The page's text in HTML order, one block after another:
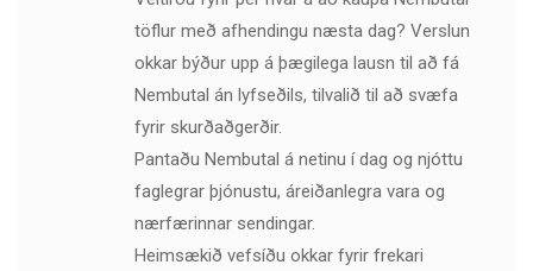
töflur með afhendingu næsta dag? Verslun
okkar býður upp á þægilega lausn til að fá
Nembutal án lyfseðils, tilvalið til að svæfa
fyrir skurðaðgerðir.
Pantaðu Nembutal á netinu í dag og njóttu
faglegrar þjónustu, áreiðanlegra vara og
nærfærinnar sendingar.
Heimsækið vefsíðu okkar fyrir frekari